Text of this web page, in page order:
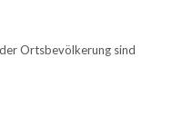
Ortsbevölkerung sind